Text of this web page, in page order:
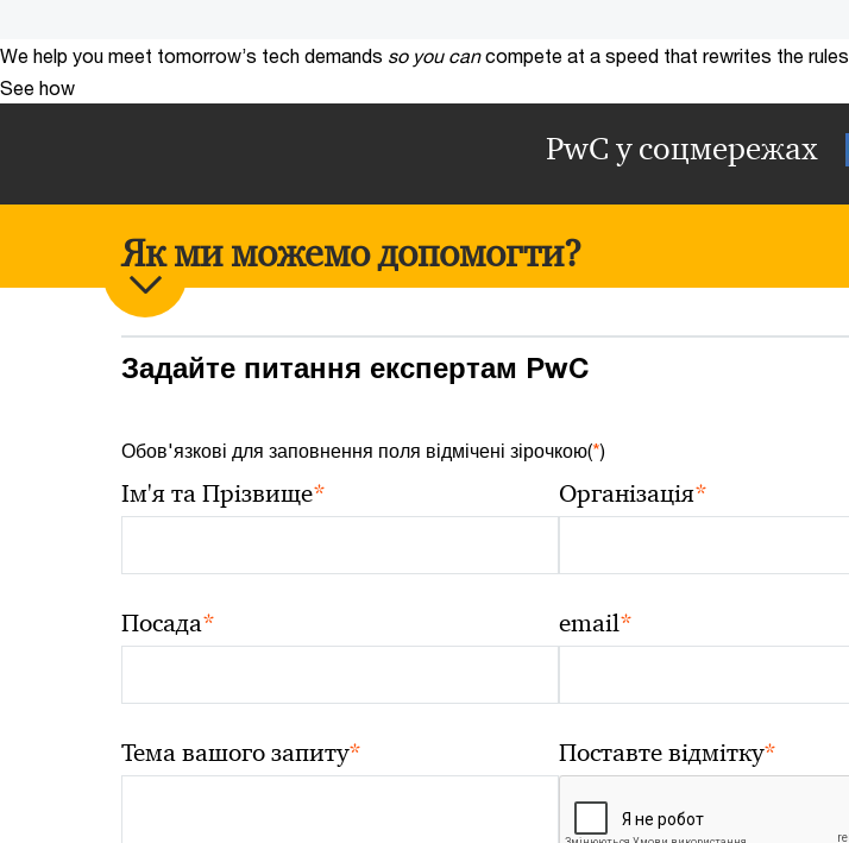
We help you meet tomorrow’s tech demands so you can compete at a speed that rewrites the rules
See how
PwC у соцмережах
Як ми можемо допомогти?
Задайте питання експертам PwC
Обов'язкові для заповнення поля відмічені зірочкою(*)
Ім'я та Прізвище* Організація*
Посада* email*
Тема вашого запиту* Поставте відмітку*